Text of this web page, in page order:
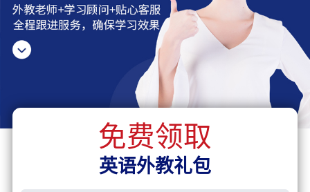
免费领取
英语外教礼包